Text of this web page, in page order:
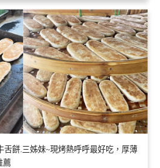
舌餅.三姊妹~現烤熱呼呼最好吃，厚薄
薦